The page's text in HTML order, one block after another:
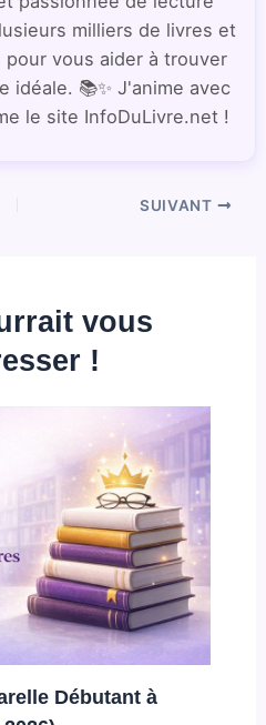
milliers de livres et
vous aider à trouver
idéale. 📚✨ J'anime avec
le site InfoDuLivre.net !
SUIVANT
vous
!
Débutant à